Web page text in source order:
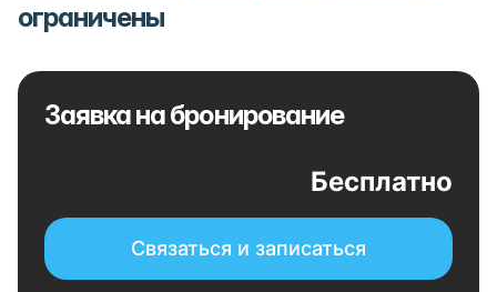
ограничены
Заявка на бронирование
Бесплатно
Связаться и записаться